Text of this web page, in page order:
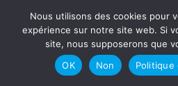
10 JUILLET 2023 LE JOURNAL
Swiatek gagne dans la
Nous utilisons des cookies pour
expérience sur notre site web. Si
site, nous supposerons que
OK
Non